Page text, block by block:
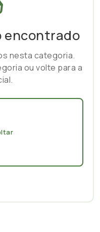
encontrado
nesta categoria.
ou volte para a